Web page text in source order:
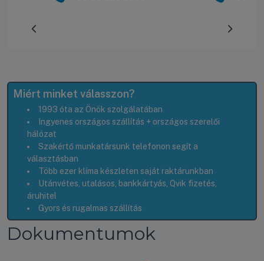
Miért minket válasszon?
1993 óta az Önök szolgálatában
Ingyenes országos szállítás + országos szerelői
hálózat
Szakértő munkatársunk telefonon segít a
választásban
Több ezer klíma készleten saját raktárunkban
Utánvétes, utalásos, bankkártyás, Qvik fizetés,
áruhitel
Gyors és rugalmas szállítás
Dokumentumok